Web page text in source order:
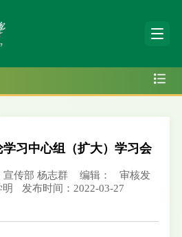
习中心组（扩大）学习会
宣传部 杨志群 编辑：
审核发
发布时间：2022-03-27